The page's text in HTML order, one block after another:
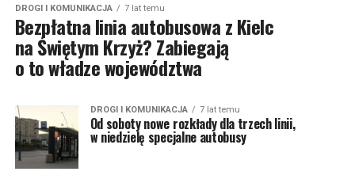
DROGI I KOMUNIKACJA 7 lat temu
Bezpłatna linia autobusowa z Kielc
na Świętym Krzyż? Zabiegają
o to władze województwa
DROGI I KOMUNIKACJA 7 lat temu
Od soboty nowe rozkłady dla trzech linii,
w niedzielę specjalne autobusy